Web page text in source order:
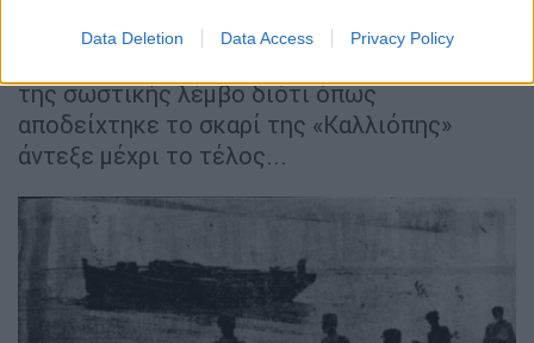
Data Deletion Data Access Privacy Policy
Κανείς δε μπορεί να εκτιμήσει με ασφάλεια
της σωστικής λέμβο διότι όπως
αποδείχτηκε το σκαρί της «Καλλιόπης»
άντεξε μέχρι το τέλος...